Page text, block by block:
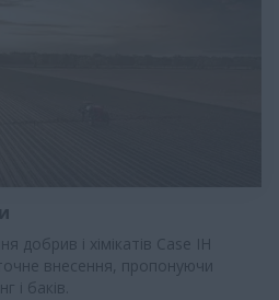
добрив і хімікатів Case IH
внесення, пропонуючи
і баків.